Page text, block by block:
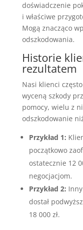
doświadczenie
i właściwe
Mogą znacząco
odszkodowania.
Historie
rezultatem
Nasi klienci
wyceną szkody
pomocy, wielu z
odszkodowanie
Przykład 1:
początkowo
ostatecznie 12
negocjacjom.
Przykład 2:
dostał
18 000 zł.